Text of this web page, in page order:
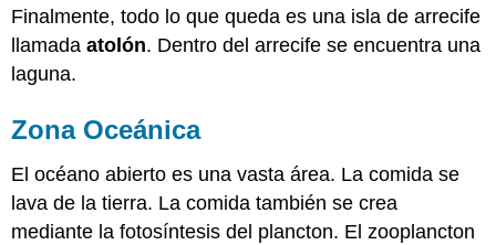
Finalmente, todo lo que queda es una isla de arrecife
llamadaatolón. Dentro del arrecife se encuentra una
laguna.
Zona Oceánica
El océano abierto es una vasta área. La comida se
lava de la tierra. La comida también se crea
mediante la fotosíntesis del plancton. El zooplancton